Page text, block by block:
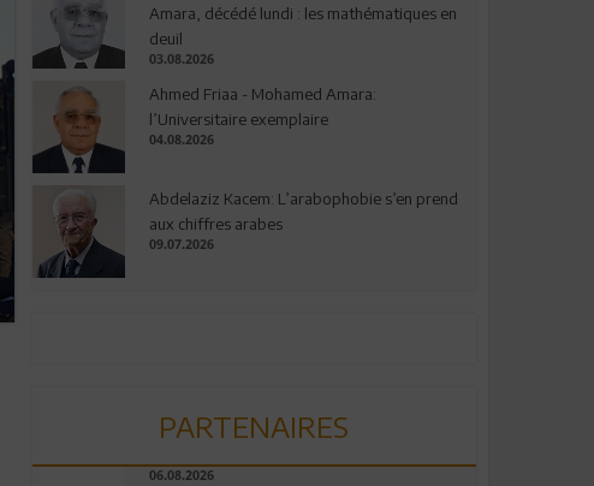
Amara, décédé lundi : les mathématiques en
deuil
03.08.2026
Ahmed Friaa - Mohamed Amara:
l’Universitaire exemplaire
04.08.2026
Abdelaziz Kacem: L’arabophobie s’en prend
aux chiffres arabes
09.07.2026
PARTENAIRES
06.08.2026